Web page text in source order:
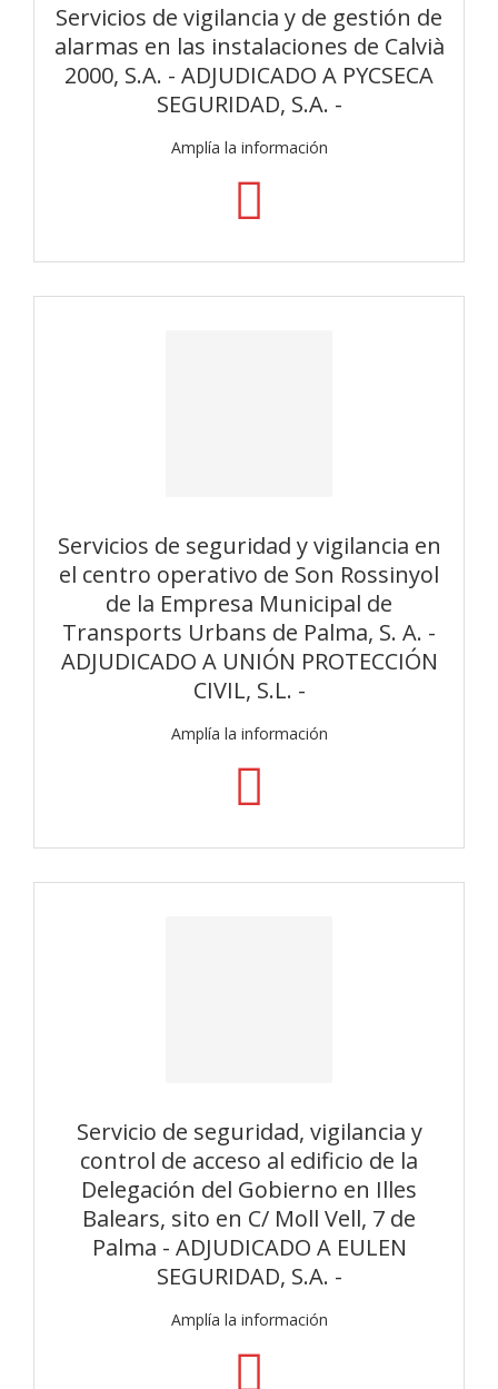
Servicios de vigilancia y de gestión de
alarmas en las instalaciones de Calvià
2000, S.A. - ADJUDICADO A PYCSECA
SEGURIDAD, S.A. -
Amplía la información
Servicios de seguridad y vigilancia en
el centro operativo de Son Rossinyol
de la Empresa Municipal de
Transports Urbans de Palma, S. A. -
ADJUDICADO A UNIÓN PROTECCIÓN
CIVIL, S.L. -
Amplía la información
Servicio de seguridad, vigilancia y
control de acceso al edificio de la
Delegación del Gobierno en Illes
Balears, sito en C/ Moll Vell, 7 de
Palma - ADJUDICADO A EULEN
SEGURIDAD, S.A. -
Amplía la información